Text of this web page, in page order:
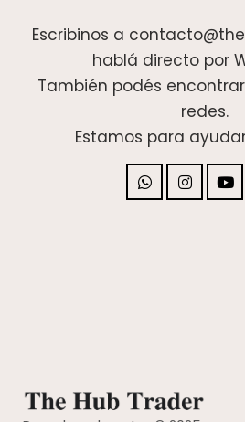
Escribinos a
hablá directo por
También podés
redes.
Estamos para